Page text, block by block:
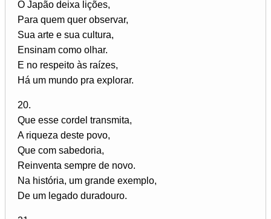
O Japão deixa lições,
Para quem quer observar,
Sua arte e sua cultura,
Ensinam como olhar.
E no respeito às raízes,
Há um mundo pra explorar.
20.
Que esse cordel transmita,
A riqueza deste povo,
Que com sabedoria,
Reinventa sempre de novo.
Na história, um grande exemplo,
De um legado duradouro.